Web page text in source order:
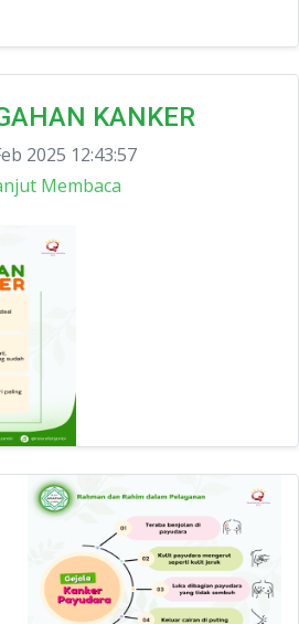
KANKER
2025 12:43:57
Membaca